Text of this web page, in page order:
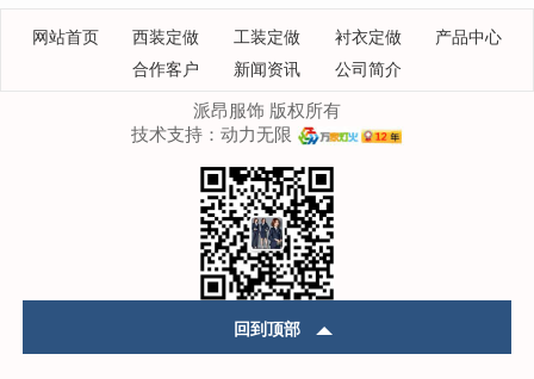
网站首页 西装定做 工装定做 衬衣定做
产品中心
合作客户
新闻资讯 公司简介
派昂服饰 版权所有
技术支持： 动力无限
回到顶部